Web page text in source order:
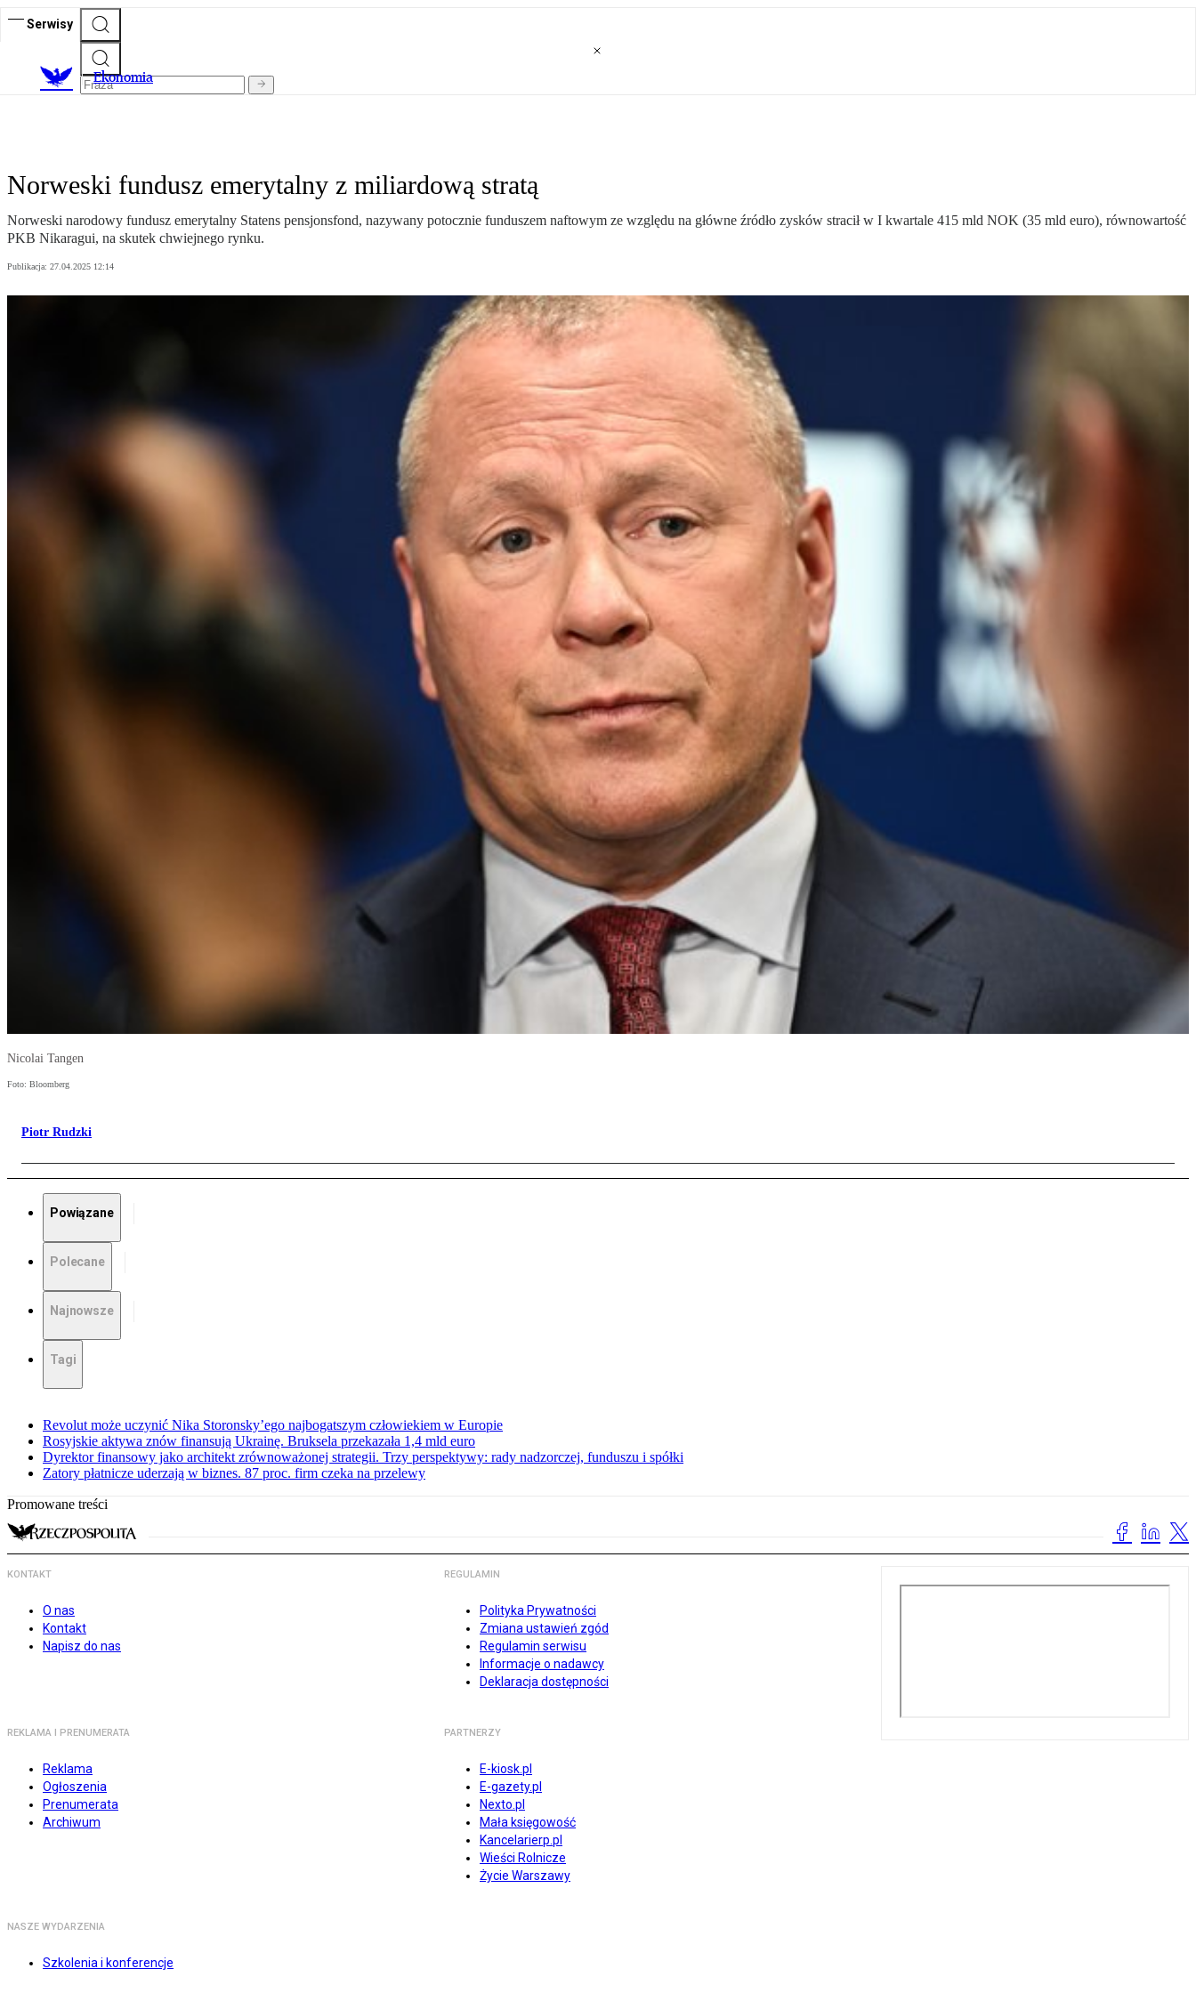
Serwisy
Ekonomia
Norweski fundusz emerytalny z miliardową stratą
Norweski narodowy fundusz emerytalny Statens pensjonsfond, nazywany potocznie funduszem naftowym ze względu na główne źródło zysków stracił w I kwartale 415 mld NOK (35 mld euro), równowartość
PKB Nikaragui, na skutek chwiejnego rynku.
Publikacja: 27.04.2025 12:14
Nicolai Tangen
Foto: Bloomberg
Piotr Rudzki
Powiązane
Polecane
Najnowsze
Tagi
Revolut może uczynić Nika Storonsky’ego najbogatszym człowiekiem w Europie
Rosyjskie aktywa znów finansują Ukrainę. Bruksela przekazała 1,4 mld euro
Dyrektor finansowy jako architekt zrównoważonej strategii. Trzy perspektywy: rady nadzorczej, funduszu i spółki
Zatory płatnicze uderzają w biznes. 87 proc. firm czeka na przelewy
Promowane treści
KONTAKT
O nas
Kontakt
Napisz do nas
REGULAMIN
Polityka Prywatności
Zmiana ustawień zgód
Regulamin serwisu
Informacje o nadawcy
Deklaracja dostępności
REKLAMA I PRENUMERATA
Reklama
Ogłoszenia
Prenumerata
Archiwum
PARTNERZY
E-kiosk.pl
E-gazety.pl
Nexto.pl
Mała księgowość
Kancelarierp.pl
Wieści Rolnicze
Życie Warszawy
NASZE WYDARZENIA
Szkolenia i konferencje